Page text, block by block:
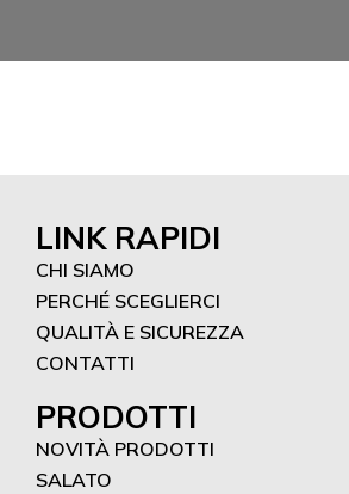
LINK RAPIDI
CHI SIAMO
PERCHÉ SCEGLIERCI
QUALITÀ E SICUREZZA
CONTATTI
PRODOTTI
NOVITÀ PRODOTTI
SALATO